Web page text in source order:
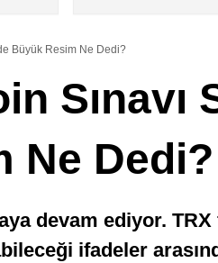
Büyük Resim Ne Dedi?
Sınavı
Ne Dedi?
devam ediyor. TRX
ifadeler